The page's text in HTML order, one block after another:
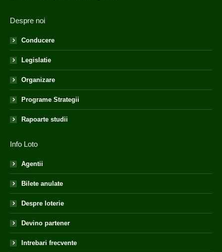
Despre noi
Conducere
Legislatie
Organizare
Programe Strategii
Rapoarte studii
Info Loto
Agentii
Bilete anulate
Despre loterie
Devino partener
Intrebari frecvente